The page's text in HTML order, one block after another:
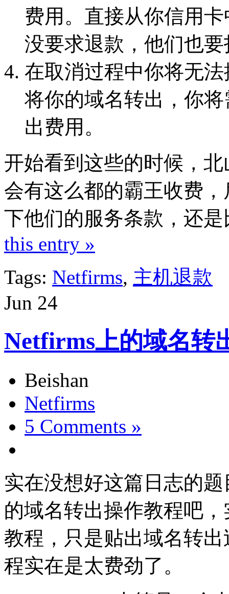
费用。直接从你信用
没要求退款，他们也要
在取消过程中你将无
将你的域名转出，你
出费用。
开始看到这些的时候，
会有这么都的霸王收费
下他们的服务条款，还
this entry »
Tags: Netfirms, 主机退款
Jun 24
Netfirms上的域名转
Beishan
Netfirms
5 Comments »
实在没想好这篇日志的
的域名转出操作教程吧
教程，只是贴出域名转
程实在是太费劲了。